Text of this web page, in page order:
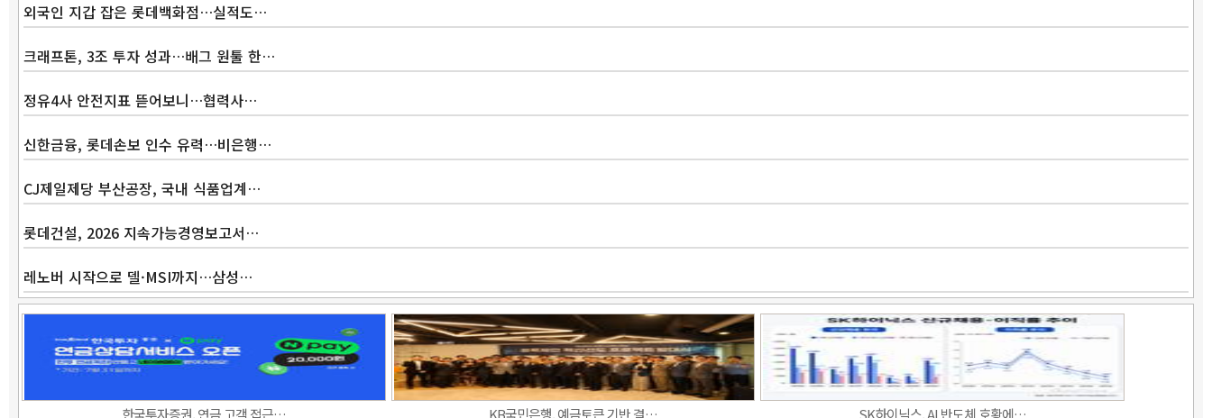
외국인 지갑 잡은 롯데백화점…실적도…
크래프톤, 3조 투자 성과…배그 원툴 한…
정유4사 안전지표 뜯어보니…협력사…
신한금융, 롯데손보 인수 유력…비은행…
CJ제일제당 부산공장, 국내 식품업계…
롯데건설, 2026 지속가능경영보고서…
레노버 시작으로 델·MSI까지…삼성…
한국투자증권, 연금 고객 접근… KB국민은행, 예금토큰 기반 결… SK하이닉스, AI 반도체 호황에…